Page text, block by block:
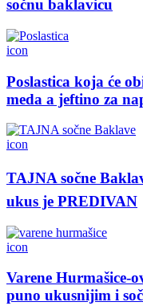
sočnu baklavicu
icon
Poslastica koja će
meda a jeftino za
icon
TAJNA sočne
ukus je PREDIVAN
icon
Varene Hurmašice-
puno ukusnijim i